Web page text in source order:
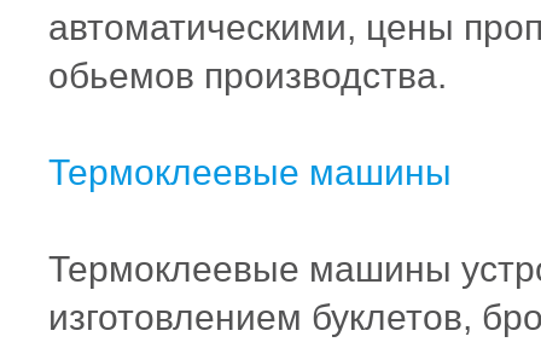
автоматическими, цены
обьемов производства.
Термоклеевые машины
Термоклеевые машины
изготовлением буклетов,